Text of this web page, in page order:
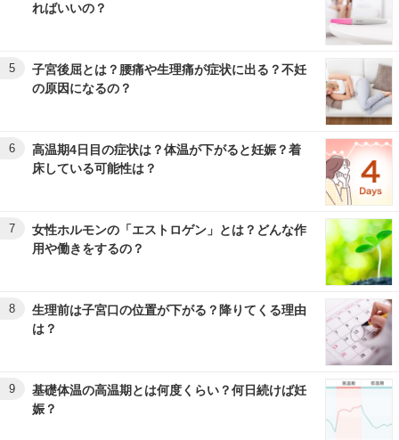
ればいいの？
5
子宮後屈とは？腰痛や生理痛が症状に出る？不妊
の原因になるの？
6
高温期4日目の症状は？体温が下がると妊娠？着
床している可能性は？
7
女性ホルモンの「エストロゲン」とは？どんな作
用や働きをするの？
8
生理前は子宮口の位置が下がる？降りてくる理由
は？
9
基礎体温の高温期とは何度くらい？何日続けば妊
娠？